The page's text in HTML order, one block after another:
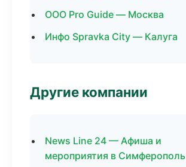
ООО Pro Guide — Москва
Инфо Spravka City — Калуга
Другие компании
News Line 24 — Афиша и
мероприятия в Симферополь